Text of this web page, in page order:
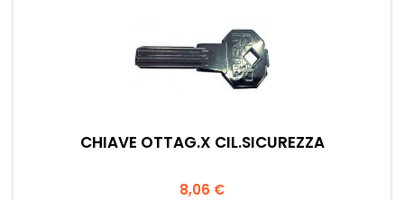
CHIAVE OTTAG.X CIL.SICUREZZA
Prezzo
8,06 €